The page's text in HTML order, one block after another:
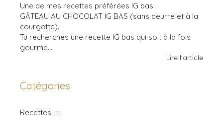
Une de mes recettes préférées IG bas :
GÂTEAU AU CHOCOLAT IG BAS (sans beurre et à la
courgette).
Tu recherches une recette IG bas qui soit à la fois
gourma...
Lire l'article
Catégories
Recettes (3)